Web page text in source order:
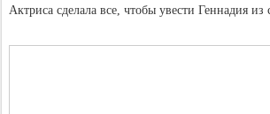
Актриса сделала все, чтобы увести Геннадия из